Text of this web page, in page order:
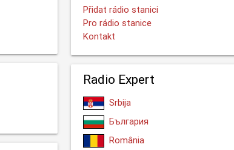
Přidat rádio stanici
Pro rádio stanice
Kontakt
Radio Expert
Srbija
България
România